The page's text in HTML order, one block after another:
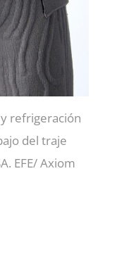
refrigeración
del traje
EFE/ Axiom